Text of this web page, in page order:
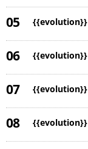
{{evolution}}
{{evolution}}
{{evolution}}
{{evolution}}